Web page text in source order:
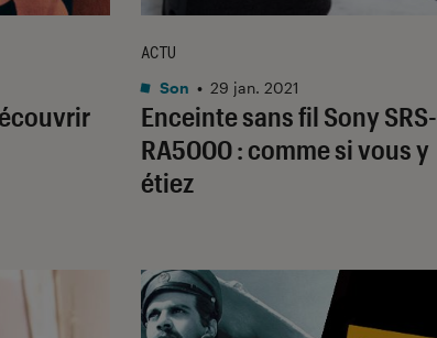
Enceinte sans fil Sony SRS-
RA5000 : comme si vous y
étiez
ACTU
Son • 29 jan. 2021